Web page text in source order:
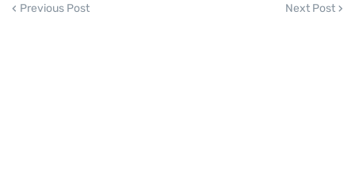
Previous Post Next Post